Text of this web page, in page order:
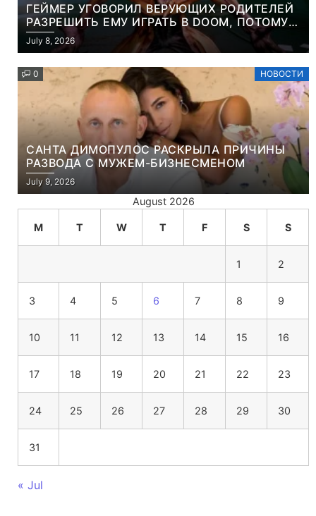
ГЕЙМЕР УГОВОРИЛ ВЕРУЮЩИХ РОДИТЕЛЕЙ
РАЗРЕШИТЬ ЕМУ ИГРАТЬ В DOOM, ПОТОМУ
ЧТО ЭТО ХРИСТИАНСКАЯ ИГРА ПРО
УБИЙСТВО ДЕМОНОВ
July 8, 2026
0 НОВОСТИ
САНТА ДИМОПУЛОС РАСКРЫЛА ПРИЧИНЫ
РАЗВОДА С МУЖЕМ-БИЗНЕСМЕНОМ
July 9, 2026
August 2026
M T W T F S S
1 2
3 4 5 6 7 8 9
10 11 12 13 14 15 16
17 18 19 20 21 22 23
24 25 26 27 28 29 30
31
« Jul